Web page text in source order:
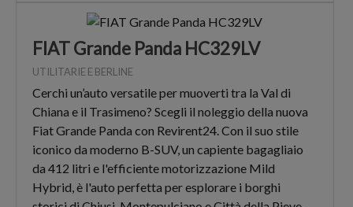
FIAT Grande Panda HC329LV
UTILITARIE E BERLINE
Cerchi un’auto versatile per muoverti tra la Val di
Chiana e il Trasimeno? Scegli il noleggio della nuova
Fiat Grande Panda con Revirent24. Con il suo stile
iconico da moderno B-SUV, un capiente bagagliaio
da 412 litri e l'efficiente motorizzazione Mild
Hybrid, è l'auto perfetta per esplorare i borghi